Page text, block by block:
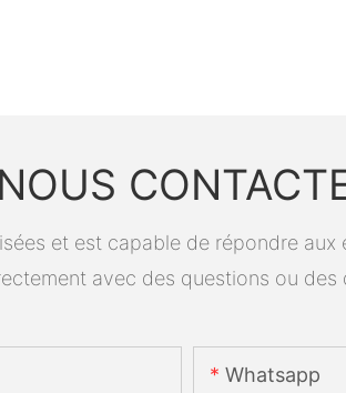
NOUS
et est capable de répondre
avec des questions ou des
Whatsapp